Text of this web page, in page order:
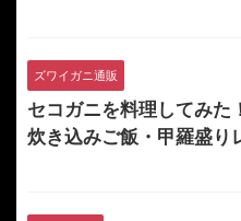
ズワイガニ通販
セコガニを料理してみた
炊き込みご飯・甲羅盛り